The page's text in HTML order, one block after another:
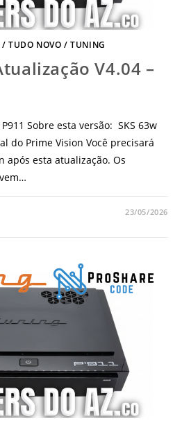
/TUDO NOVO /TUNING
V4.04 –
Sobre esta versão: SKS 63w
do Prime Vision Você precisará
após esta atualização. Os
23/05/2026